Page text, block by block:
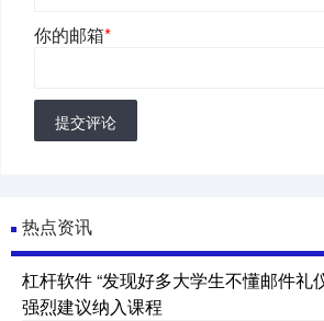
你的邮箱*
提交评论
热点资讯
杠杆软件 “发现好多大学生不懂邮件礼
强烈建议纳入课程